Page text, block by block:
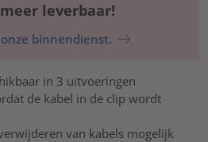
leverbaar!
binnendienst.
in 3 uitvoeringen
de kabel in de clip wordt
van kabels mogelijk